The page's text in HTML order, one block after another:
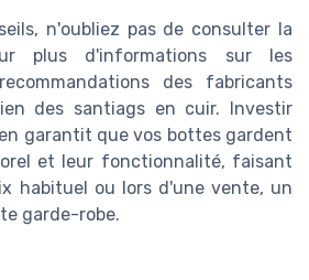
n'oubliez pas de consulter la
plus d'informations sur les
des fabricants
des santiags en cuir. Investir
garantit que vos bottes gardent
et leur fonctionnalité, faisant
habituel ou lors d'une vente, un
garde-robe.